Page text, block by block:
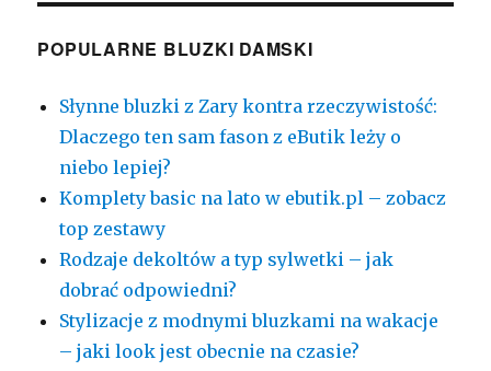
POPULARNE BLUZKI DAMSKI
Słynne bluzki z Zary kontra rzeczywistość:
Dlaczego ten sam fason z eButik leży o
niebo lepiej?
Komplety basic na lato w ebutik.pl – zobacz
top zestawy
Rodzaje dekoltów a typ sylwetki – jak
dobrać odpowiedni?
Stylizacje z modnymi bluzkami na wakacje
– jaki look jest obecnie na czasie?